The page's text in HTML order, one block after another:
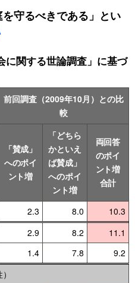
を守るべきである」とい
に関する世論調査」に基づ
前回調査（2009年10月）との比
較
「賛成」
へのポイ
ント増
「どちら
かといえ
ば賛成」
へのポイ
ント増
両回答
のポイ
ント増
合計
2.3 8.0
10.3
2.9 8.2
11.1
1.4 7.8
9.2